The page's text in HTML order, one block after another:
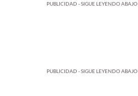
PUBLICIDAD - SIGUE LEYENDO ABAJO
PUBLICIDAD - SIGUE LEYENDO ABAJO